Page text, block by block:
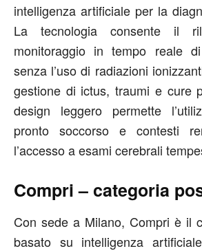
intelligenza artificiale per la
La tecnologia consente il
monitoraggio in tempo reale
senza l’uso di radiazioni
gestione di ictus, traumi e cure
design leggero permette
pronto soccorso e contesti
l’accesso a esami cerebrali
Compri – categoria
Con sede a Milano, Compri è il
basato su intelligenza